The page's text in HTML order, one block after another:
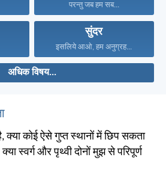
परन्तु जब हम सब...
सुंदर
इसलिये आओ, हम अनुग्रह...
अधिक विषय...
क्या कोई ऐसे गुप्त स्थानों में छिप सकता
स्वर्ग और पृथ्वी दोनों मुझ से परिपूर्ण